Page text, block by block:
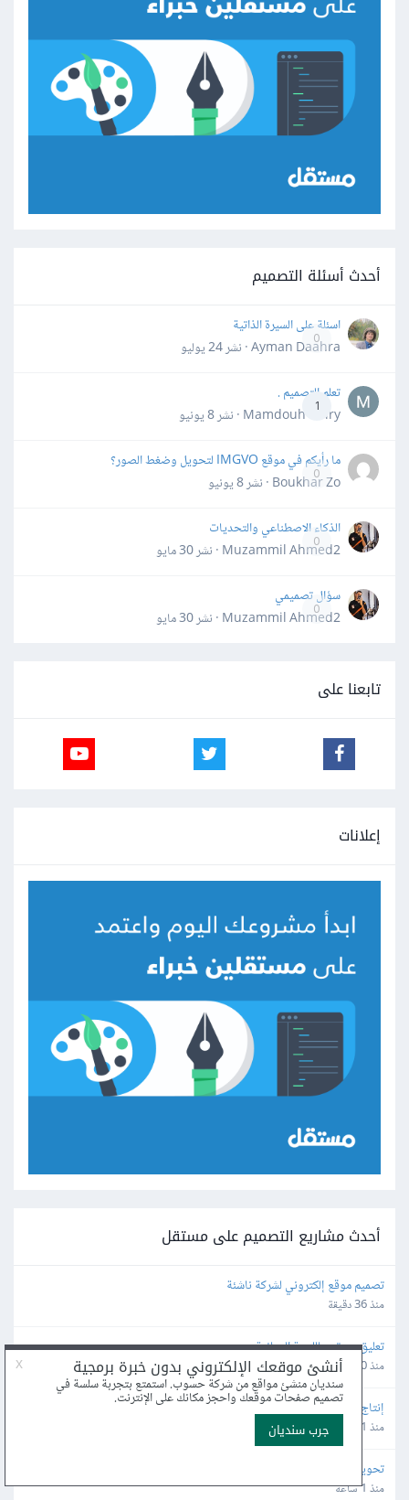
أحدث أسئلة التصميم
0
اسئلة على السيرة الذاتية
Ayman Daahra · نشر
24 يوليو
1
تعلم التصميم .
Mamdouh Khiry · نشر
8 يونيو
0
ما رأيكم في موقع IMGVO لتحويل وضغط الصور؟
Boukhar Zo · نشر
8 يونيو
0
الذكاء الاصطناعي والتحديات
Muzammil Ahmed2 · نشر
30 مايو
0
سؤال تصميمي
Muzammil Ahmed2 · نشر
30 مايو
تابعنا على
إعلانات
أحدث مشاريع التصميم على مستقل
تصميم موقع إلكتروني لشركة ناشئة
منذ 36 دقيقة
تعليق صوتي باللهجة العمانية
منذ 40 دقيقة
إنتاج وإدارة محتوى حسابات تواصل اجتماعي جديدة
منذ 1 ساعة
تحويل فيديوهات تعريفية إلى إعلان تسويقي عربي وإنجليزي
منذ 1 ساعة